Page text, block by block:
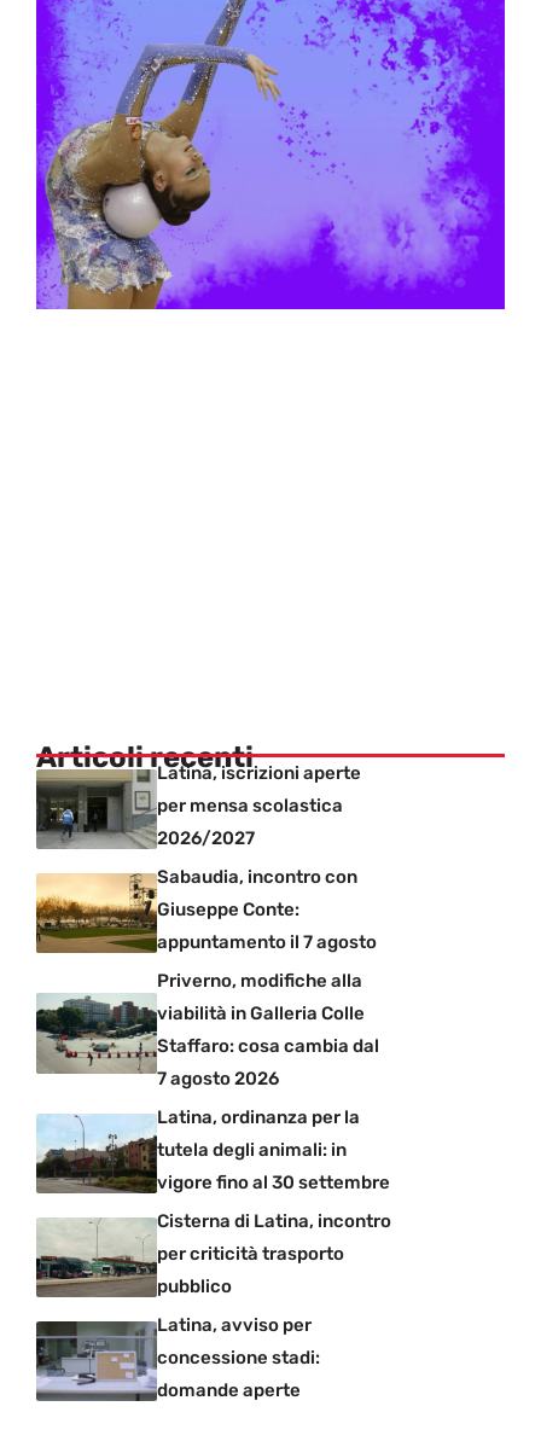
Articoli recentiLatina, iscrizioni aperte
per mensa scolastica
2026/2027
Sabaudia, incontro con
Giuseppe Conte:
appuntamento il 7 agosto
Priverno, modifiche alla
viabilità in Galleria Colle
Staffaro: cosa cambia dal
7 agosto 2026
Latina, ordinanza per la
tutela degli animali: in
vigore fino al 30 settembre
Cisterna di Latina, incontro
per criticità trasporto
pubblico
Latina, avviso per
concessione stadi:
domande aperte